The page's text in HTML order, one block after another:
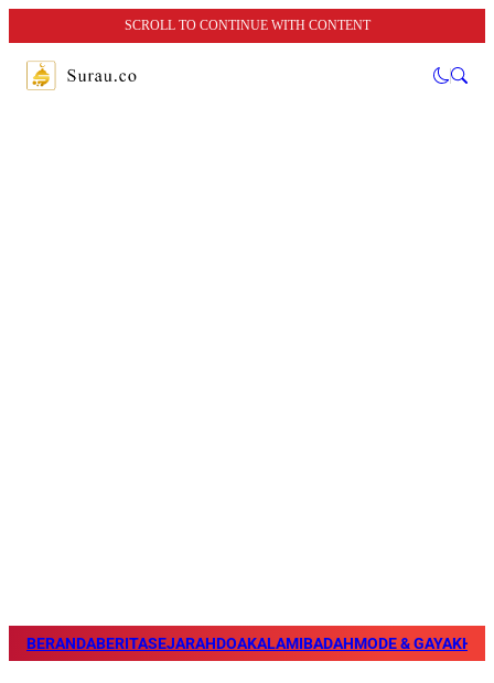
SCROLL TO CONTINUE WITH CONTENT
BERANDABERITASEJARAHDOAKALAMIBADAHMODE & GAYA